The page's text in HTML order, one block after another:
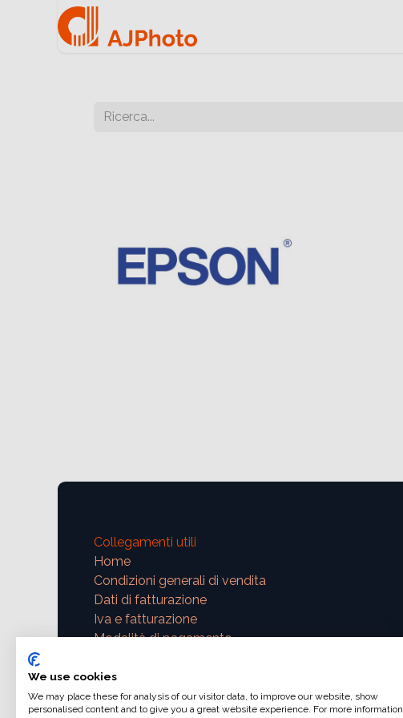
Collegamenti utili
Home
Condizioni generali di vendita
Dati di fatturazione
Iva e fatturazione
Modalità di pagamento
Contattaci
support@ajphoto.eu
We use cookies
We may place these for analysis of our visitor data, to improve our website, show
personalised content and to give you a great website experience. For more information